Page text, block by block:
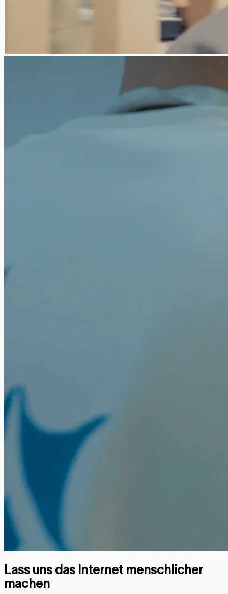
Lass uns das Internet menschlicher
machen